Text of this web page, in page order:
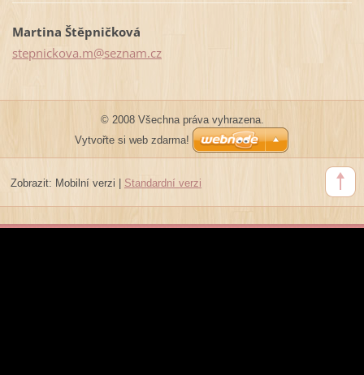
Martina Štěpničková
stepnickova.m@seznam.cz
© 2008 Všechna práva vyhrazena.
Vytvořte si web zdarma!
Zobrazit: Mobilní verzi Standardní verzi